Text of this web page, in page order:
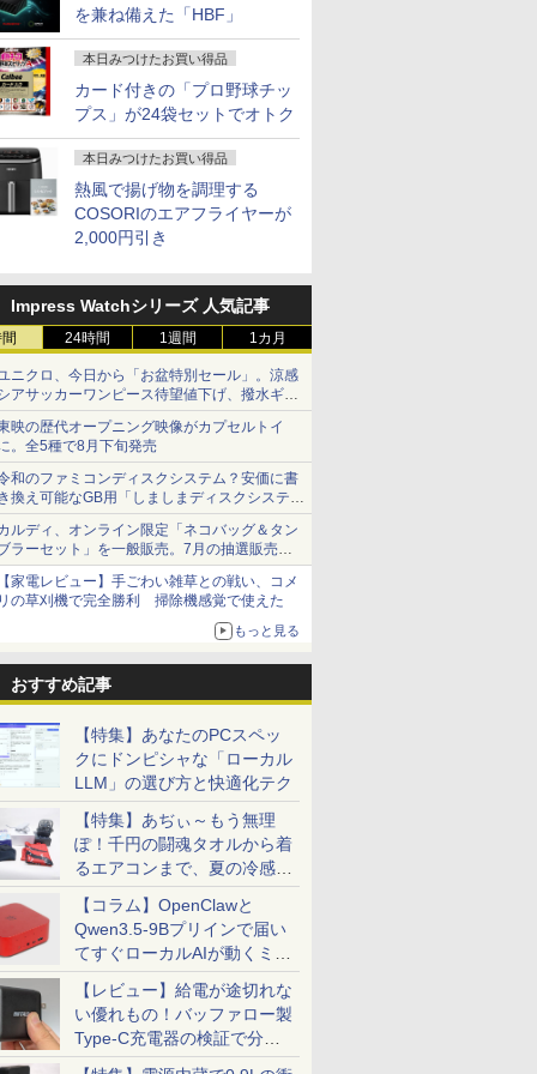
を兼ね備えた「HBF」
本日みつけたお買い得品
カード付きの「プロ野球チッ
プス」が24袋セットでオトク
本日みつけたお買い得品
熱風で揚げ物を調理する
COSORIのエアフライヤーが
2,000円引き
Impress Watchシリーズ 人気記事
24時間 1週間 1カ月
ニクロ、今日から「お盆特別セール」。涼感
アサッカーワンピース待望値下げ、撥水ギア
ョーツは1990円に
映の歴代オープニング映像がカプセルトイ
。全5種で8月下旬発売
和のファミコンディスクシステム？安価に書
換え可能なGB用「しましまディスクシステ
」
ルディ、オンライン限定「ネコバッグ＆タン
ラーセット」を一般販売。7月の抽選販売の
選無効分
家電レビュー】手ごわい雑草との戦い、コメ
の草刈機で完全勝利 掃除機感覚で使えた
もっと見る
おすすめ記事
【特集】あなたのPCスペッ
クにドンピシャな「ローカル
LLM」の選び方と快適化テク
【特集】あぢぃ～もう無理
ぽ！千円の闘魂タオルから着
るエアコンまで、夏の冷感グ
ッズ一挙紹介
【コラム】OpenClawと
Qwen3.5-9Bプリインで届い
てすぐローカルAIが動くミニ
PC「SER9 Pro」
【レビュー】給電が途切れな
い優れもの！バッファロー製
Type-C充電器の検証で分か
ったこと